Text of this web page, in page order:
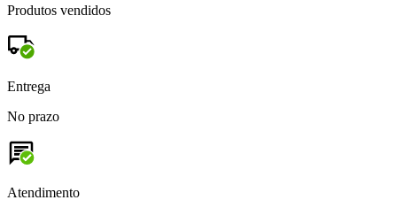
Produtos vendidos
Entrega
No prazo
Atendimento